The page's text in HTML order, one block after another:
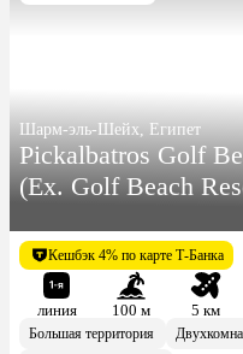
Шарм-эль-Шейх, Египет
Pickalbatros Golf
(Ex. Golf Beach
Кешбэк 4% по карте Т-Банка
линия 100 м 5 км
Большая территория